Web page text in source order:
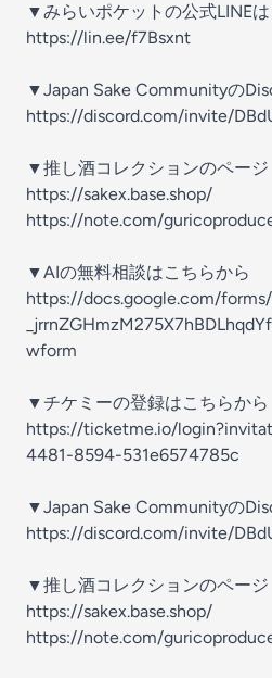
▼みらいポケットの公式LINE
https://lin.ee/f7Bsxnt
▼Japan Sake Communityの
https://discord.com/invite/
▼推し酒コレクションのページ
https://sakex.base.shop/
https://note.com/
▼AIの無料相談はこちらから
https://docs.google.com/
wform
▼チケミーの登録はこちらから
https://ticketme.io/
4481-8594-531e6574785c
▼Japan Sake Communityの
https://discord.com/invite/
▼推し酒コレクションのページ
https://sakex.base.shop/
https://note.com/